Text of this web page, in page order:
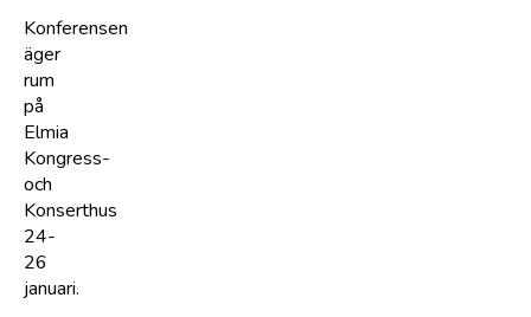
Konferensen
äger
rum
på
Elmia
Kongress-
och
Konserthus
24-
26
januari.